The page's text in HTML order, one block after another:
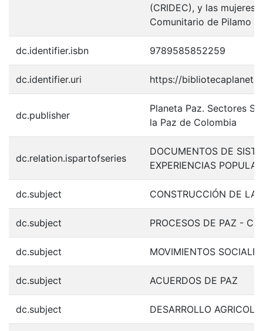
(CRIDEC), y las mujeres
Comunitario de Pilamo y
dc.identifier.isbn 9789585852259
dc.identifier.uri https://
dc.publisher
Planeta Paz. Sectores
la Paz de Colombia
dc.relation.ispartofseries
DOCUMENTOS DE
EXPERIENCIAS
dc.subject CONSTRUCCIÓN DE LA
dc.subject PROCESOS DE PAZ -
dc.subject MOVIMIENTOS
dc.subject ACUERDOS DE PAZ
dc.subject DESARROLLO